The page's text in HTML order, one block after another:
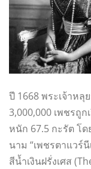
ปี 1668 พระเจ้าหลุ
3,000,000 เพชรถู
หนัก 67.5 กะรัต โด
นาม “เพชรตาแวร์
สีน้ำเงินฝรั่งเศส